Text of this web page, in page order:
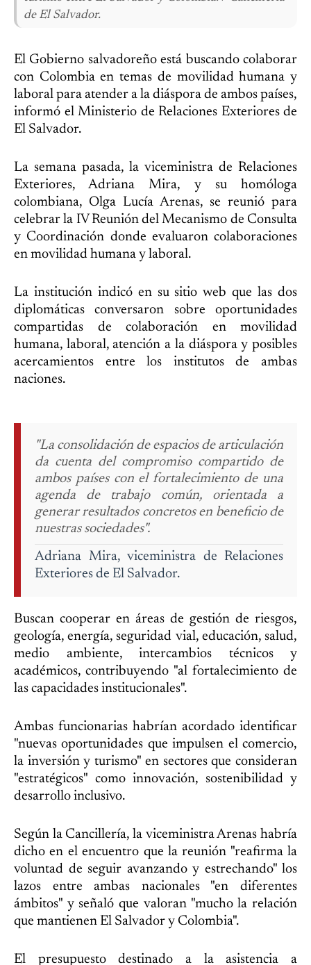
de El Salvador.
El Gobierno salvadoreño está buscando colaborar
con Colombia en temas de movilidad humana y
laboral para atender a la diáspora de ambos países,
informó el Ministerio de Relaciones Exteriores de
El Salvador.
La semana pasada, la viceministra de Relaciones
Exteriores, Adriana Mira, y su homóloga
colombiana, Olga Lucía Arenas, se reunió para
celebrar la IV Reunión del Mecanismo de Consulta
y Coordinación donde evaluaron colaboraciones
en movilidad humana y laboral.
La institución indicó en su sitio web que las dos
diplomáticas conversaron sobre oportunidades
compartidas de colaboración en movilidad
humana, laboral, atención a la diáspora y posibles
acercamientos entre los institutos de ambas
naciones.
"La consolidación de espacios de articulación
da cuenta del compromiso compartido de
ambos países con el fortalecimiento de una
agenda de trabajo común, orientada a
generar resultados concretos en beneficio de
nuestras sociedades".
Adriana Mira, viceministra de Relaciones
Exteriores de El Salvador.
Buscan cooperar en áreas de gestión de riesgos,
geología, energía, seguridad vial, educación, salud,
medio ambiente, intercambios técnicos y
académicos, contribuyendo "al fortalecimiento de
las capacidades institucionales".
Ambas funcionarias habrían acordado identificar
"nuevas oportunidades que impulsen el comercio,
la inversión y turismo" en sectores que consideran
"estratégicos" como innovación, sostenibilidad y
desarrollo inclusivo.
Según la Cancillería, la viceministra Arenas habría
dicho en el encuentro que la reunión "reafirma la
voluntad de seguir avanzando y estrechando" los
lazos entre ambas nacionales "en diferentes
ámbitos" y señaló que valoran "mucho la relación
que mantienen El Salvador y Colombia".
El presupuesto destinado a la asistencia a